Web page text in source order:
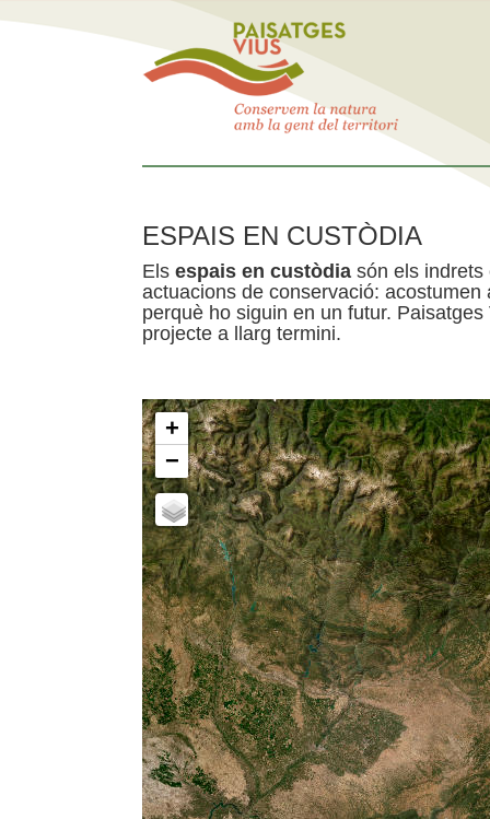
ESPAIS EN CUSTÒDIA
Els espais en custòdia són els indrets
actuacions de conservació:
perquè ho siguin en un futur.
projecte a llarg termini.
+
−